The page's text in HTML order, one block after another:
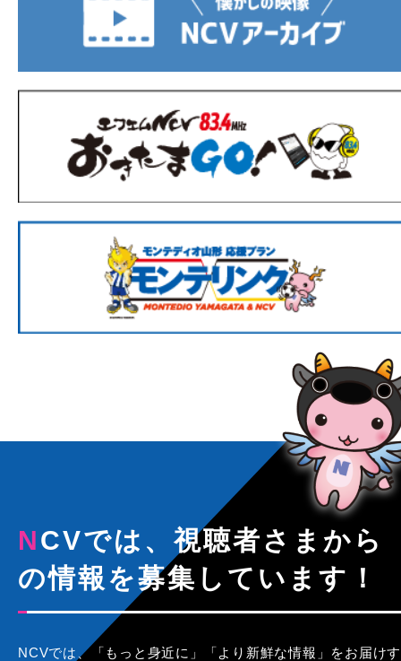
NCVでは、視聴者さまから
の情報を募集しています！
NCVでは、「もっと身近に」「より新鮮な情報」をお届けす